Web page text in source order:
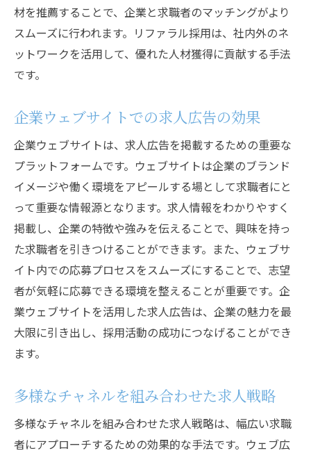
材を推薦することで、企業と求職者のマッチングがより
スムーズに行われます。リファラル採用は、社内外のネ
ットワークを活用して、優れた人材獲得に貢献する手法
です。
企業ウェブサイトでの求人広告の効果
企業ウェブサイトは、求人広告を掲載するための重要な
プラットフォームです。ウェブサイトは企業のブランド
イメージや働く環境をアピールする場として求職者にと
って重要な情報源となります。求人情報をわかりやすく
掲載し、企業の特徴や強みを伝えることで、興味を持っ
た求職者を引きつけることができます。また、ウェブサ
イト内での応募プロセスをスムーズにすることで、志望
者が気軽に応募できる環境を整えることが重要です。企
業ウェブサイトを活用した求人広告は、企業の魅力を最
大限に引き出し、採用活動の成功につなげることができ
ます。
多様なチャネルを組み合わせた求人戦略
多様なチャネルを組み合わせた求人戦略は、幅広い求職
者にアプローチするための効果的な手法です。ウェブ広